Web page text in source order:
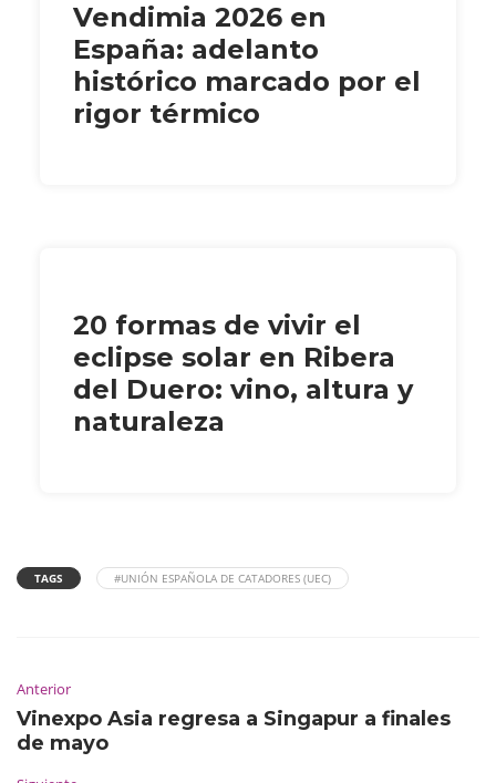
Vendimia 2026 en
España: adelanto
histórico marcado por el
rigor térmico
20 formas de vivir el
eclipse solar en Ribera
del Duero: vino, altura y
naturaleza
TAGS #UNIÓN ESPAÑOLA DE CATADORES (UEC)
Anterior
Vinexpo Asia regresa a Singapur a finales
de mayo